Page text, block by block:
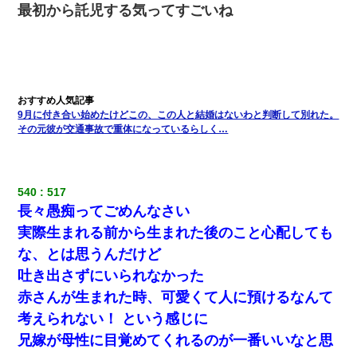
最初から託児する気ってすごいね
9月に付き合い始めたけどこの、この人と結婚はないわと判断して別れた。
その元彼が交通事故で重体になっているらしく…
540 517
長々愚痴ってごめんなさい
実際生まれる前から生まれた後のこと心配しても
な、とは思うんだけど
吐き出さずにいられなかった
赤さんが生まれた時、可愛くて人に預けるなんて
考えられない！ という感じに
兄嫁が母性に目覚めてくれるのが一番いいなと思